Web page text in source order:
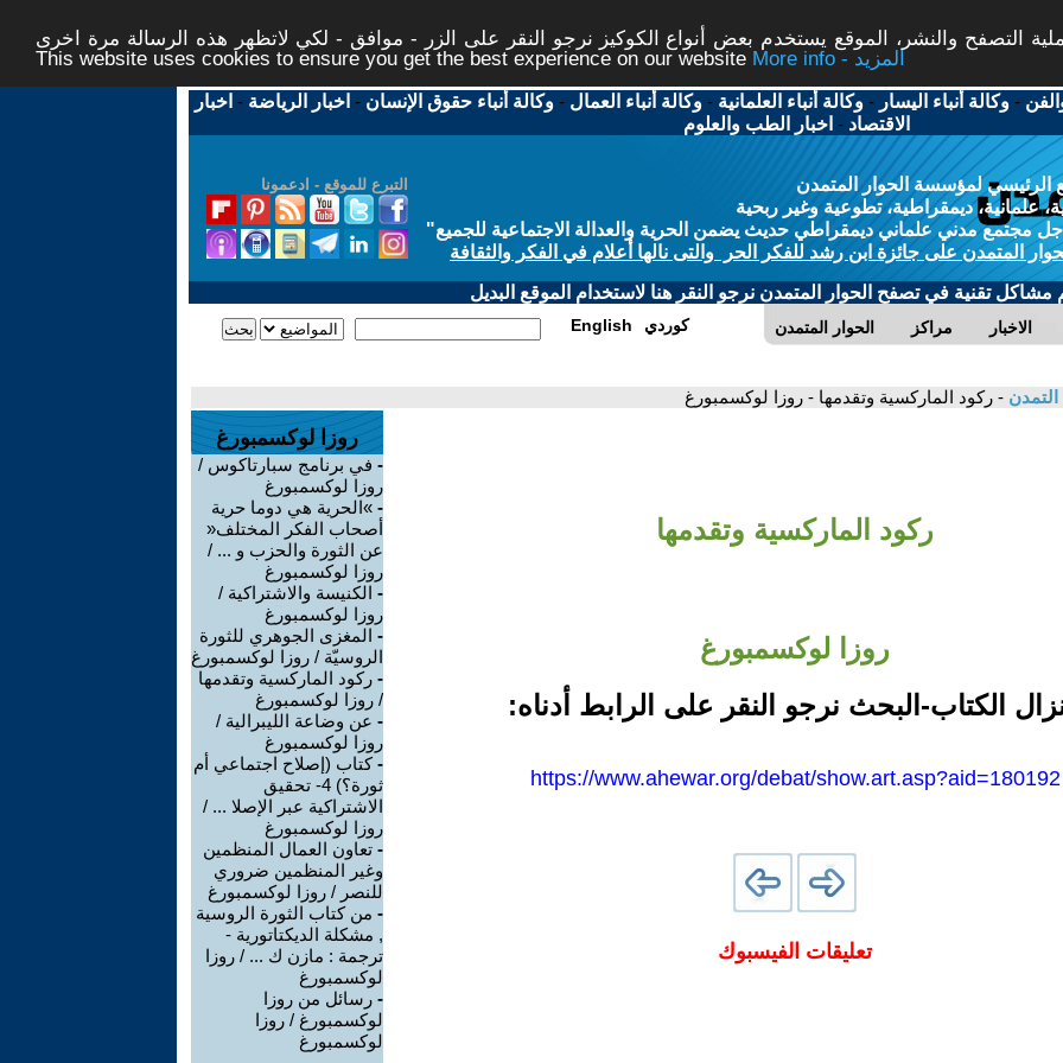
التصفح والنشر، الموقع يستخدم بعض أنواع الكوكيز نرجو النقر على الزر - موافق - لكي لاتظهر هذه الرسالة مرة اخرى -
This website uses cookies to ensure you get the best experience on our website
More info - المزيد
-وكالة أنباء اليسار -وكالة أنباء العلمانية -وكالة أنباء العمال -وكالة أنباء حقوق الإنسان - اخبار الرياضة - اخبار
الاقتصاد - اخبار الطب والعلوم
التبرع للموقع - ادعمونا
الرئيسي لمؤسسة الحوار المتمدن
علمانية، ديمقراطية، تطوعية وغير ربحية
مجتمع مدني علماني ديمقراطي حديث يضمن الحرية والعدالة الاجتماعية للجميع"
المتمدن على جائزة ابن رشد للفكر الحر والتى نالها أعلام في الفكر والثقافة
مشاكل تقنية في تصفح الحوار المتمدن نرجو النقر هنا لاستخدام الموقع البديل
الحوار المتمدن مراكز الاخبار English كوردي
التمدن - ركود الماركسية وتقدمها - روزا لوكسمبورغ
ركود الماركسية وتقدمها
روزا لوكسمبورغ
الكتاب-البحث نرجو النقر على الرابط أدناه:
https://www.ahewar.org/debat/show.art.asp?aid=180192
تعليقات الفيسبوك
روزا لوكسمبورغ
- في برنامج سبارتاكوس /
روزا لوكسمبورغ
- »الحرية هي دوما حرية
أصحاب الفكر المختلف«
عن الثورة والحزب و ... /
روزا لوكسمبورغ
- الكنيسة والاشتراكية /
روزا لوكسمبورغ
- المغزى الجوهري للثورة
الروسيّة / روزا لوكسمبورغ
- ركود الماركسية وتقدمها
/ روزا لوكسمبورغ
- عن وضاعة الليبرالية /
روزا لوكسمبورغ
-كتاب (إصلاح اجتماعي أم
ثورة؟) 4- تحقيق
الاشتراكية عبر الإصلا ... /
روزا لوكسمبورغ
- تعاون العمال المنظمين
وغير المنظمين ضروري
للنصر / روزا لوكسمبورغ
- من كتاب الثورة الروسية
, مشكلة الديكتاتورية -
ترجمة : مازن ك ... / روزا
لوكسمبورغ
- رسائل من روزا
لوكسمبورغ / روزا
لوكسمبورغ